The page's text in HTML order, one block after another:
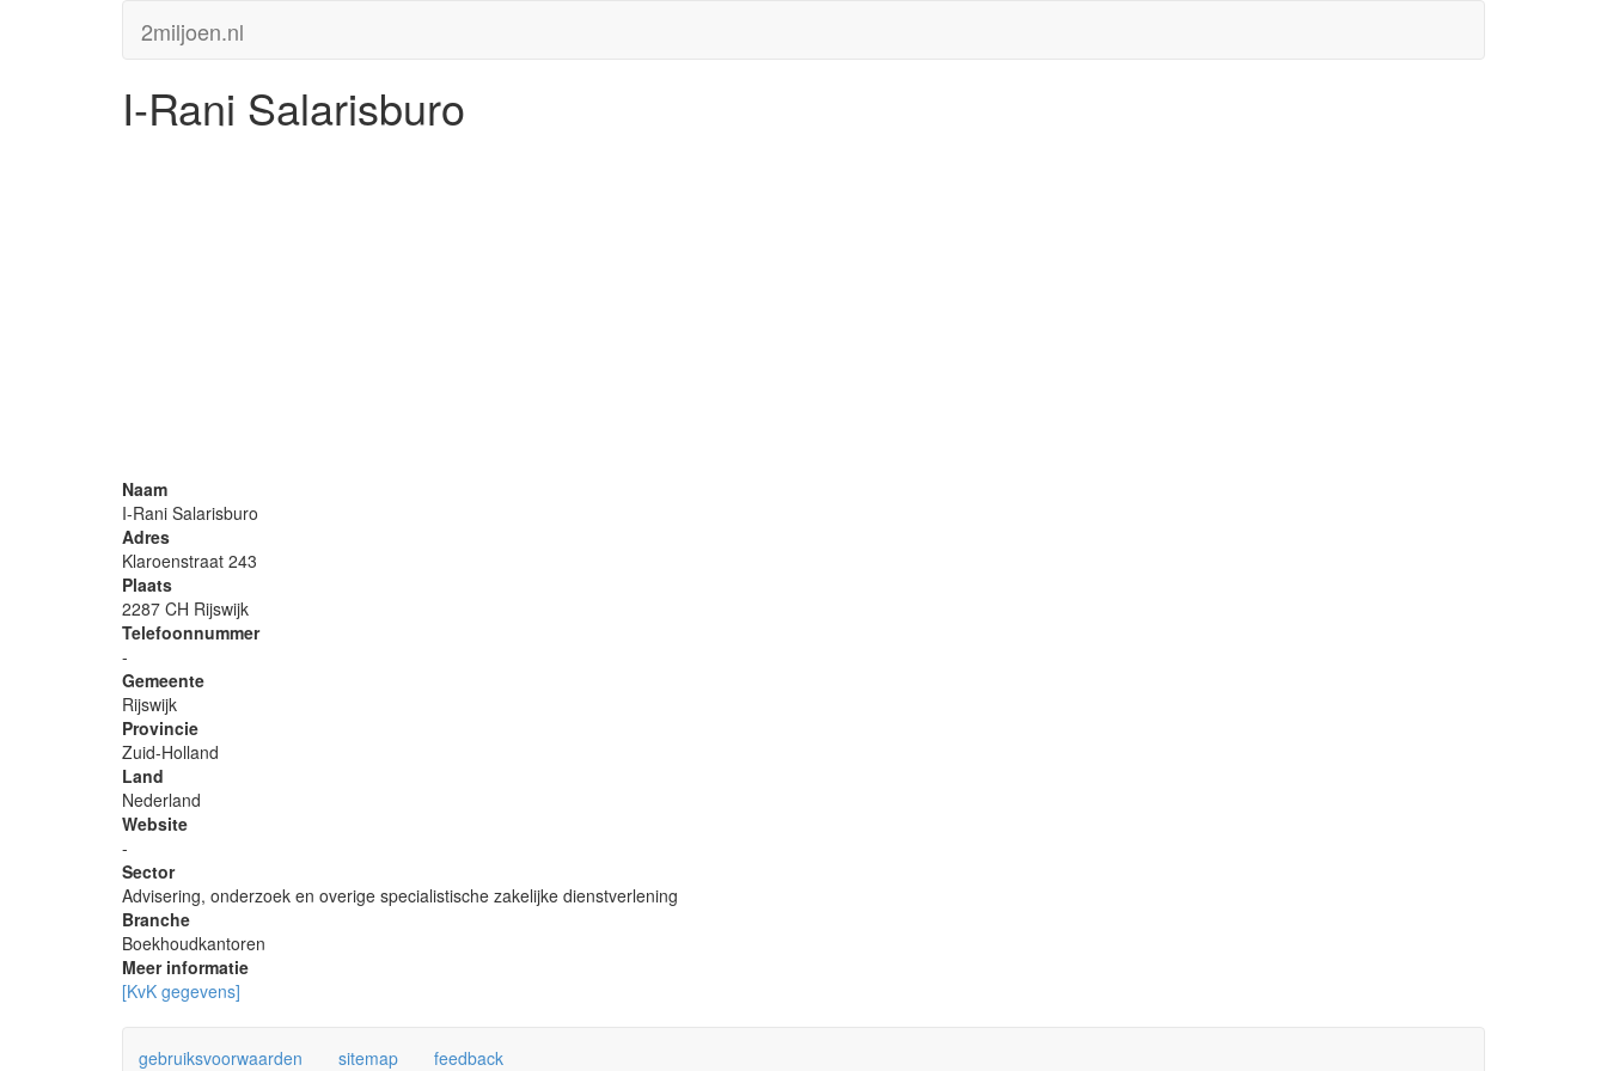
2miljoen.nl
I-Rani Salarisburo
Naam
I-Rani Salarisburo
Adres
Klaroenstraat 243
Plaats
2287 CH Rijswijk
Telefoonnummer
-
Gemeente
Rijswijk
Provincie
Zuid-Holland
Land
Nederland
Website
-
Sector
Advisering, onderzoek en overige specialistische zakelijke dienstverlening
Branche
Boekhoudkantoren
Meer informatie
[KvK gegevens]
gebruiksvoorwaarden sitemap feedback